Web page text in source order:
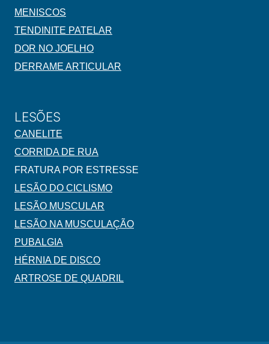
MENISCOS
TENDINITE PATELAR
DOR NO JOELHO
DERRAME ARTICULAR
LESÕES
CANELITE
CORRIDA DE RUA
FRATURA POR ESTRESSE
LESÃO DO CICLISMO
LESÃO MUSCULAR
LESÃO NA MUSCULAÇÃO
PUBALGIA
HÉRNIA DE DISCO
ARTROSE DE QUADRIL